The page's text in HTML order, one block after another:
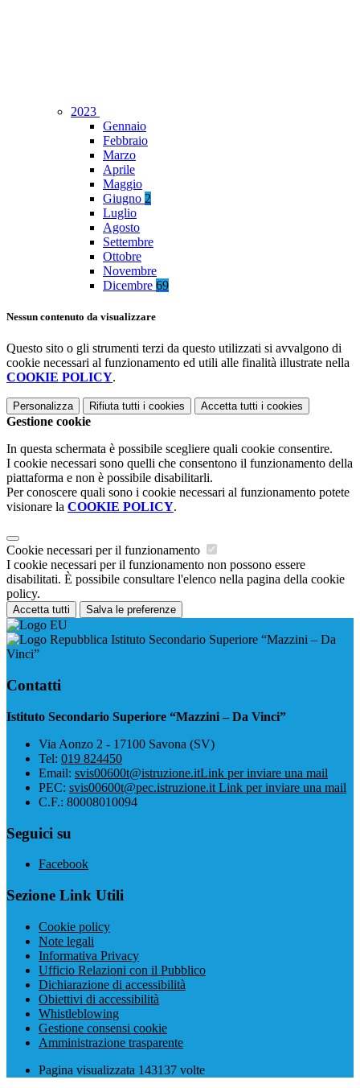
2023
Gennaio
Febbraio
Marzo
Aprile
Maggio
Giugno 2
Luglio
Agosto
Settembre
Ottobre
Novembre
Dicembre 69
Nessun contenuto da visualizzare
Questo sito o gli strumenti terzi da questo utilizzati si avvalgono di
cookie necessari al funzionamento ed utili alle finalità illustrate nella
COOKIE POLICY.
Personalizza Rifiuta tutti i cookies Accetta tutti i cookies
Gestione cookie
In questa schermata è possibile scegliere quali cookie consentire.
I cookie necessari sono quelli che consentono il funzionamento della
piattaforma e non è possibile disabilitarli.
Per conoscere quali sono i cookie necessari al funzionamento potete
visionare la COOKIE POLICY.
Cookie necessari per il funzionamento
I cookie necessari per il funzionamento non possono essere
disabilitati. È possibile consultare l'elenco nella pagina della cookie
policy.
Accetta tutti Salva le preferenze
Istituto Secondario Superiore “Mazzini – Da
Vinci”
Contatti
Istituto Secondario Superiore “Mazzini – Da Vinci”
Via Aonzo 2 - 17100 Savona (SV)
Tel: 019 824450
Email: svis00600t@istruzione.itLink per inviare una mail
PEC: svis00600t@pec.istruzione.it Link per inviare una mail
C.F.: 80008010094
Seguici su
Facebook
Sezione Link Utili
Cookie policy
Note legali
Informativa Privacy
Ufficio Relazioni con il Pubblico
Dichiarazione di accessibilità
Obiettivi di accessibilità
Whistleblowing
Gestione consensi cookie
Amministrazione trasparente
Pagina visualizzata 143137 volte